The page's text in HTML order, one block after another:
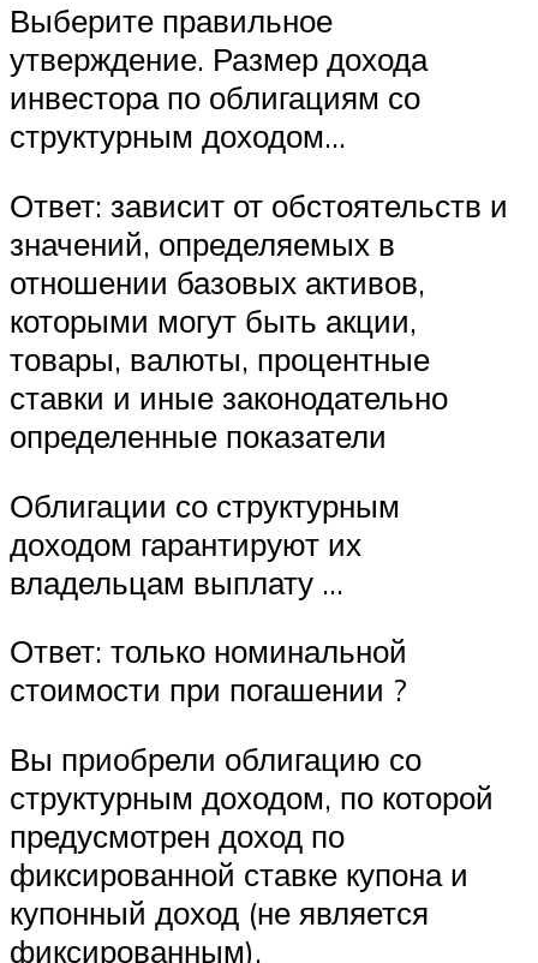
Выберите правильное
утверждение. Размер дохода
инвестора по облигациям со
структурным доходом…
Ответ: зависит от обстоятельств и
значений, определяемых в
отношении базовых активов,
которыми могут быть акции,
товары, валюты, процентные
ставки и иные законодательно
определенные показатели
Облигации со структурным
доходом гарантируют их
владельцам выплату …
Ответ: только номинальной
стоимости при погашении ?
Вы приобрели облигацию со
структурным доходом, по которой
предусмотрен доход по
фиксированной ставке купона и
купонный доход (не является
фиксированным).